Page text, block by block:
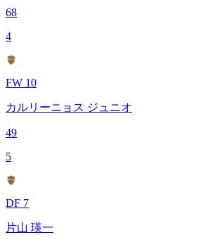
68
4
FW 10
カルリーニョス ジュニオ
49
5
DF 7
片山 瑛一